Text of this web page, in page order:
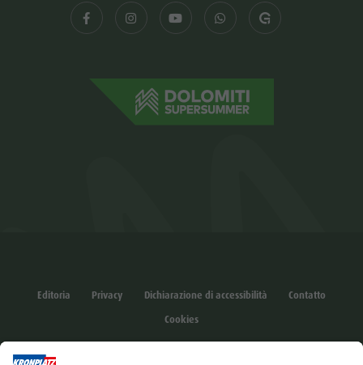
Editoria Privacy Dichiarazione di accessibilità
Contatto
Cookies